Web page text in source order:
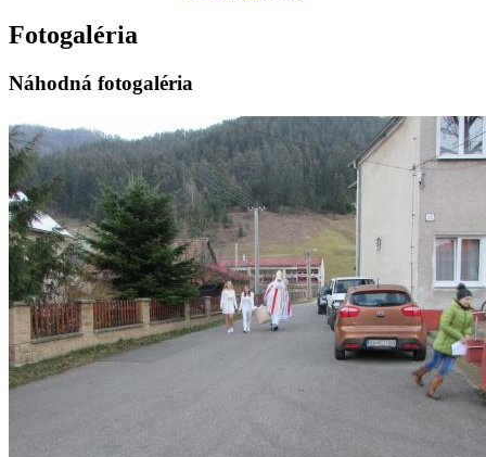
Fotogaléria
Náhodná fotogaléria